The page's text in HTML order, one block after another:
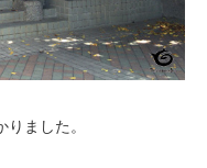
ました。